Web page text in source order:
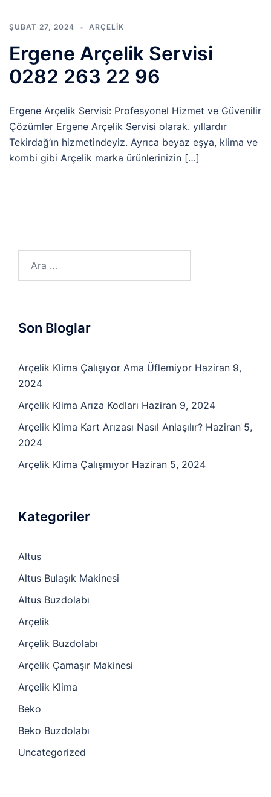
ŞUBAT 27, 2024 ARÇELIK
Ergene Arçelik Servisi
0282 263 22 96
Ergene Arçelik Servisi: Profesyonel Hizmet ve Güvenilir
Çözümler Ergene Arçelik Servisi olarak. yıllardır
Tekirdağ’ın hizmetindeyiz. Ayrıca beyaz eşya, klima ve
kombi gibi Arçelik marka ürünlerinizin […]
Son Bloglar
Arçelik Klima Çalışıyor Ama Üflemiyor Haziran 9,
2024
Arçelik Klima Arıza Kodları Haziran 9, 2024
Arçelik Klima Kart Arızası Nasıl Anlaşılır? Haziran 5,
2024
Arçelik Klima Çalışmıyor Haziran 5, 2024
Kategoriler
Altus
Altus Bulaşık Makinesi
Altus Buzdolabı
Arçelik
Arçelik Buzdolabı
Arçelik Çamaşır Makinesi
Arçelik Klima
Beko
Beko Buzdolabı
Uncategorized